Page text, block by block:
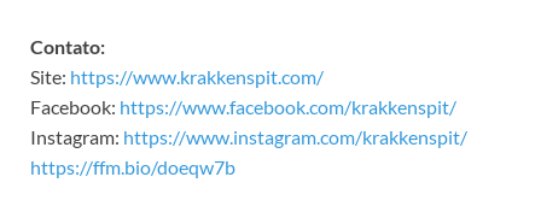
Contato:
Site: https://www.krakkenspit.com/
Facebook: https://www.facebook.com/krakkenspit/
Instagram: https://www.instagram.com/krakkenspit/
https://ffm.bio/doeqw7b